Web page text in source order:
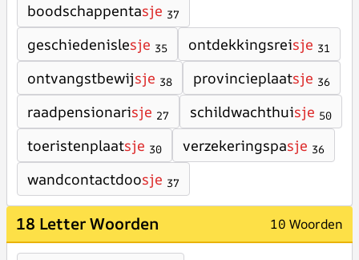
boodschappentasje 37
geschiedenislesje 35 ontdekkingsreisje 31
ontvangstbewijsje 38 provincieplaatsje 36
raadpensionarisje 27 schildwachthuisje 50
toeristenplaatsje 30 verzekeringspasje 36
wandcontactdoosje 37
18 Letter Woorden 10 Woorden